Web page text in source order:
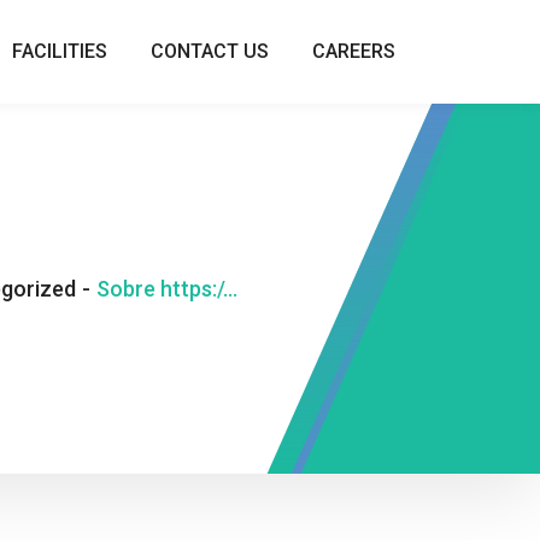
FACILITIES CONTACT US CAREERS
- Sobre https://prestamosi.com.ar/prestamos-con-veraz/ cómo conseguir un préstamo en línea de Moni